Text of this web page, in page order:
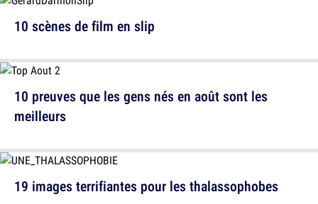
10 preuves que les gens nés en août sont les
meilleurs
10 scènes de film en slip
19 images terrifiantes pour les thalassophobes